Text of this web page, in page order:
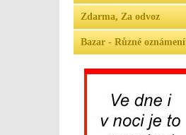
Zdarma, Za odvoz
Bazar - Různé oznámení